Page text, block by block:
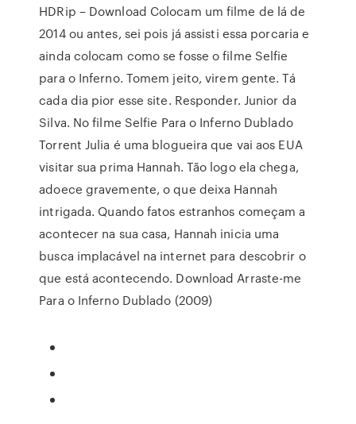
HDRip – Download Colocam um filme de lá de
2014 ou antes, sei pois já assisti essa porcaria e
ainda colocam como se fosse o filme Selfie
para o Inferno. Tomem jeito, virem gente. Tá
cada dia pior esse site. Responder. Junior da
Silva. No filme Selfie Para o Inferno Dublado
Torrent Julia é uma blogueira que vai aos EUA
visitar sua prima Hannah. Tão logo ela chega,
adoece gravemente, o que deixa Hannah
intrigada. Quando fatos estranhos começam a
acontecer na sua casa, Hannah inicia uma
busca implacável na internet para descobrir o
que está acontecendo. Download Arraste-me
Para o Inferno Dublado (2009)